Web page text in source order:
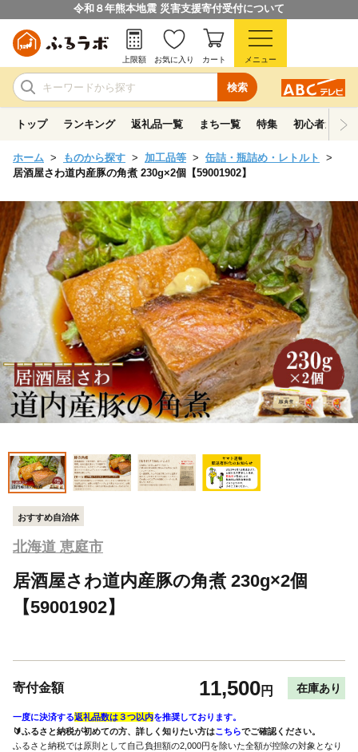
令和８年熊本地震 災害支援寄付受付について
検索
上限額 お気に入り カート メニュー
トップ ランキング 返礼品一覧 まち一覧 特集 初心者ガイド
ホーム ものから探す 加工品等
缶詰・瓶詰め・レトルト
居酒屋さわ道内産豚の角煮 230g×2個【59001902】
おすすめ自治体
北海道 恵庭市
居酒屋さわ道内産豚の角煮 230g×2個
【59001902】
寄付金額 11,500円 在庫あり
一度に決済する返礼品数は３つ以内を推奨しております。
🔰ふるさと納税が初めての方、詳しく知りたい方はこちらでご確認ください。
ふるさと納税では原則として自己負担額の2,000円を除いた全額が控除の対象となり